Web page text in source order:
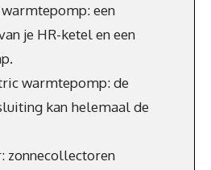
een
je HR-ketel en een
warmtepomp: de
kan helemaal de
zonnecollectoren